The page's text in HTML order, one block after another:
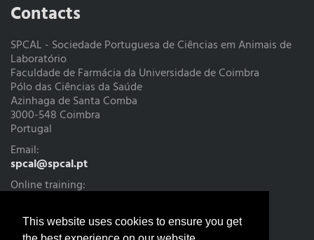
This website uses cookies to ensure you get
Contacts
SPCAL - Sociedade Portuguesa de Ciências em Animais de
Laboratório
Faculdade de Farmácia da Universidade de Coimbra
Pólo das Ciências da Saúde
Azinhaga de Santa Comba
3000-548 Coimbra
Portugal
Email:
spcal@spcal.pt
Online training:
Treasury:
tesouraria@spcal.pt